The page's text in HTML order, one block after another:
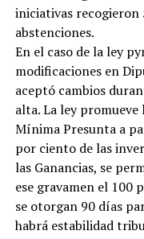
iniciativas recogieron
abstenciones.
En el caso de la ley
modificaciones en
aceptó cambios
alta. La ley
Mínima Presunta a
por ciento de las
las Ganancias, se
ese gravamen el 100
se otorgan 90 días
habrá estabilidad